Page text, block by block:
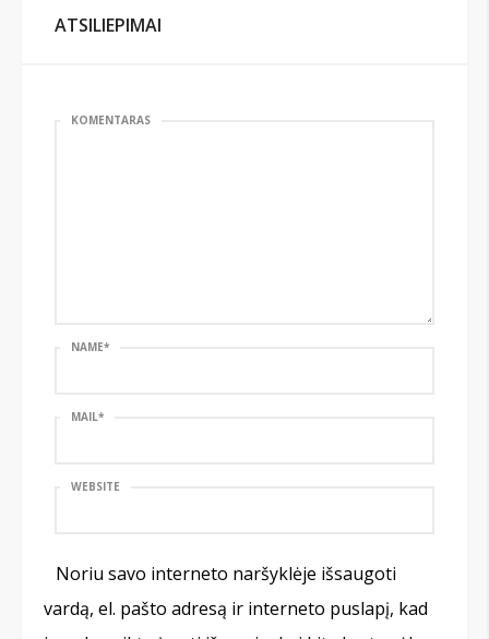
ATSILIEPIMAI
KOMENTARAS
NAME*
MAIL*
WEBSITE
Noriu savo interneto naršyklėje išsaugoti
vardą, el. pašto adresą ir interneto puslapį, kad